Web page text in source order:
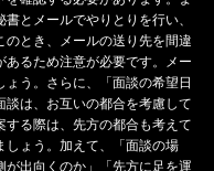
とメールでやりとりを行い、
とき、メールの送り先を間違
あるため注意が必要です。メー
う。さらに、「面談の希望日
は、お互いの都合を考慮して
る際は、先方の都合も考えて
しょう。加えて、「面談の場
が出向くのか」「先方に足を運